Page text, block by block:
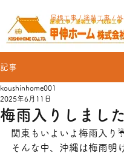
屋根工事 / 塗装工事 / 外
記事
梅雨入りしまし
koushinhome001
2025年6月11日
関東もいよいよ梅雨入り
そんな中、沖縄は梅雨明